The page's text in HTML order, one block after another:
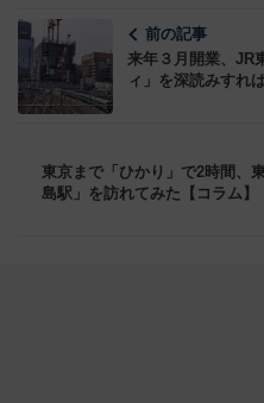
前の記事
来年３月開業、JR
ィ」を深読みすれ
東京まで「ひかり」で2時間、
島駅」を訪れてみた【コラム】